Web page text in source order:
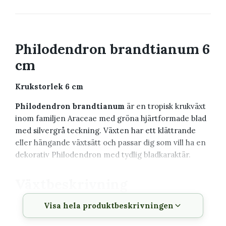
Philodendron brandtianum 6
cm
Krukstorlek 6 cm
Philodendron brandtianum är en tropisk krukväxt
inom familjen Araceae med gröna hjärtformade blad
med silvergrå teckning. Växten har ett klättrande
eller hängande växtsätt och passar dig som vill ha en
dekorativ Philodendron med tydlig bladkaraktär.
Vetenskapligt
namn
Philodendron brandtianum
Visa hela produktbeskrivningen